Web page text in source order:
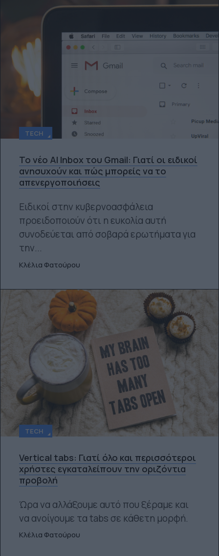
TECH
Το νέο AI Inbox του Gmail: Γιατί οι ειδικοί
ανησυχούν και πώς μπορείς να το
απενεργοποιήσεις
Ειδικοί στην κυβερνοασφάλεια
προειδοποιούν ότι η ευκολία αυτή
συνοδεύεται από σοβαρά ερωτήματα για
την...
Κλέλια Φατούρου
TECH
Vertical tabs: Γιατί όλο και περισσότεροι
χρήστες εγκαταλείπουν την οριζόντια
προβολή
Ώρα να αλλάξουμε αυτό που ξέραμε και
να ανοίγουμε τα tabs σε κάθετη μορφή.
Κλέλια Φατούρου